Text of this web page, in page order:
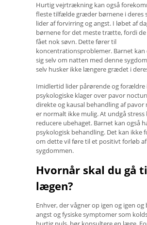
Hurtig vejrtrækning kan også
fleste tilfælde græder børnene i deres
lider af forvirring og angst. I løbet af
børnene for det meste trætte, fordi de
fået nok søvn. Dette fører til
koncentrationsproblemer. Barnet kan
sig selv om natten med denne
selv husker ikke længere grædet i
Imidlertid lider pårørende og
psykologiske klager over pavor
direkte og kausal behandling af
er normalt ikke mulig. At undgå stress
reducere ubehaget. Barnet kan også
psykologisk behandling. Det kan ikke
om dette vil føre til et positivt forløb af
sygdommen.
Hvornår skal du gå
lægen?
Enhver, der vågner op igen og igen
angst og fysiske symptomer som